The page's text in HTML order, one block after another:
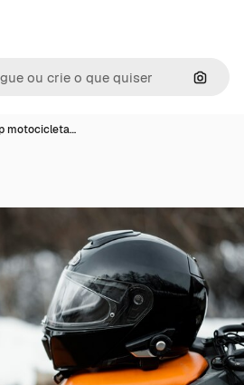
motocicleta…